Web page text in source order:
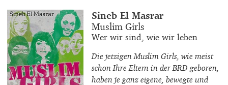
Buchautor_innen
Sineb El Masrar
Buchtitel
Muslim Girls
Buchuntertitel
Wer wir sind, wie wir leben
Die jetzigen Muslim Girls, wie meist
schon Ihre Eltern in der BRD geboren,
haben je ganz eigene, bewegte und